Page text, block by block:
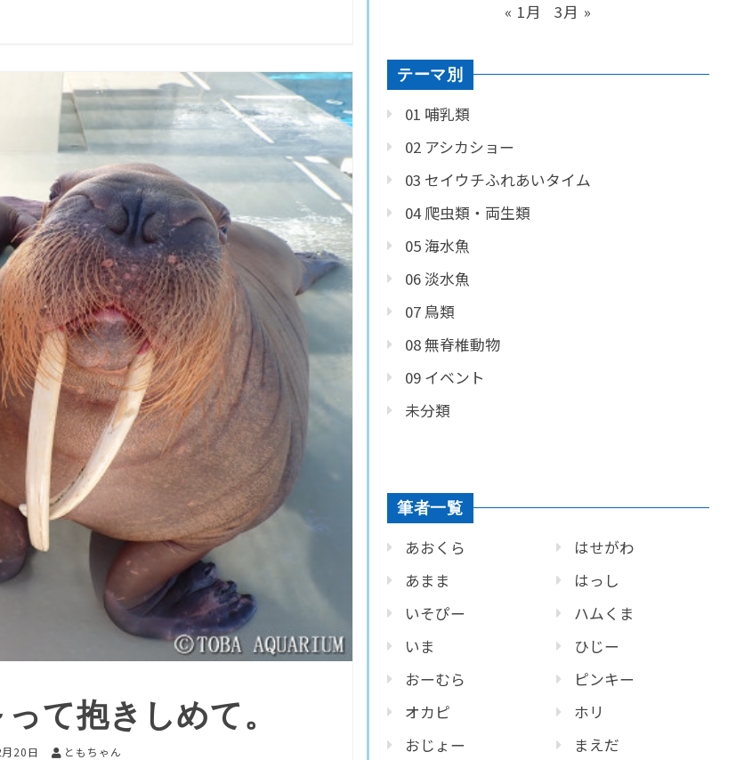
て抱きしめて。
20日 ともちゃん
« 1月 3月 »
テーマ別
01 哺乳類
02 アシカショー
03 セイウチふれあいタイム
04 爬虫類・両生類
05 海水魚
06 淡水魚
07 鳥類
08 無脊椎動物
09 イベント
未分類
筆者一覧
あおくら
あまま
いそぴー
いま
おーむら
オカピ
おじょー
はせがわ
はっし
ハムくま
ひじー
ピンキー
ホリ
まえだ